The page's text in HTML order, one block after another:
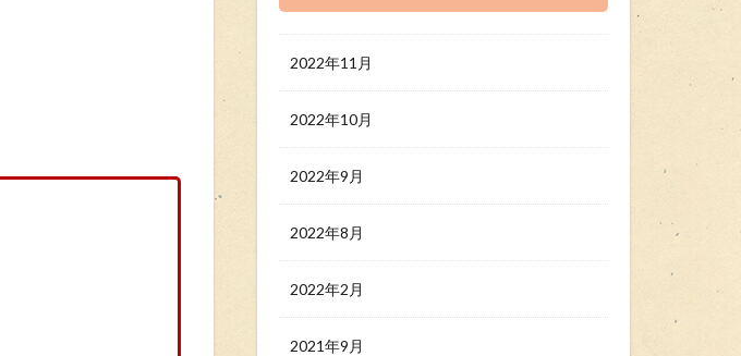
2022年11月
2022年10月
2022年9月
2022年8月
2022年2月
2021年9月